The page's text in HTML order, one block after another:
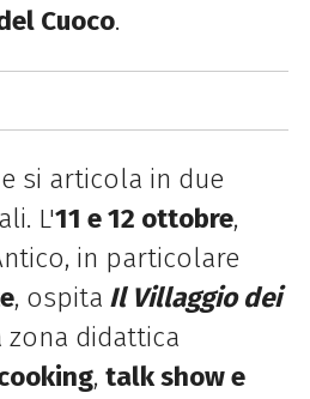
Cuoco.
si articola in due
L'11 e 12 ottobre,
in particolare
, ospita Il Villaggio dei
zona didattica
, talk show e